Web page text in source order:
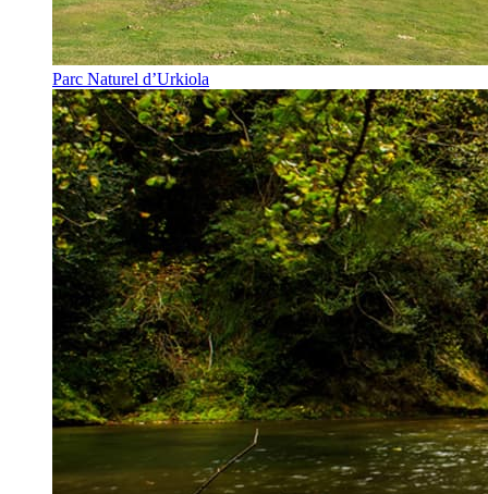
Parc Naturel d’Urkiola